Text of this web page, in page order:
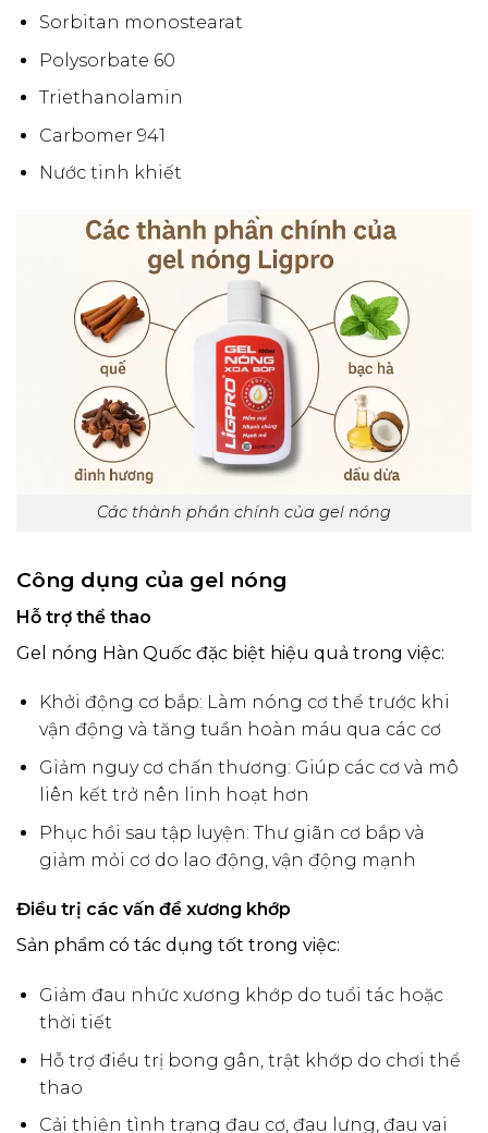
Sorbitan monostearat
Polysorbate 60
Triethanolamin
Carbomer 941
Nước tinh khiết
Các thành phần chính của gel nóng
Công dụng của gel nóng
Hỗ trợ thể thao
Gel nóng Hàn Quốc đặc biệt hiệu quả trong việc:
Khởi động cơ bắp: Làm nóng cơ thể trước khi
vận động và tăng tuần hoàn máu qua các cơ
Giảm nguy cơ chấn thương: Giúp các cơ và mô
liên kết trở nên linh hoạt hơn
Phục hồi sau tập luyện: Thư giãn cơ bắp và
giảm mỏi cơ do lao động, vận động mạnh
Điều trị các vấn đề xương khớp
Sản phẩm có tác dụng tốt trong việc:
Giảm đau nhức xương khớp do tuổi tác hoặc
thời tiết
Hỗ trợ điều trị bong gân, trật khớp do chơi thể
thao
Cải thiện tình trạng đau cơ, đau lưng, đau vai